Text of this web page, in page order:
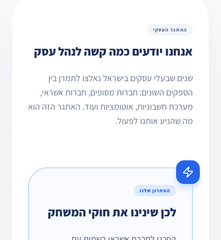
האתגר העסקי
אנחנו יודעים כמה קשה לנהל עסק
שנים שבעלי עסקים בישראל נאלצו לתמרן בין
הספקים השונים: חברות מסופים, חברות אשראי,
מערכת חשבוניות, אוטומציות ועוד. האתגר הזה הוא
מה שהניע אותנו לפעול.
הפתרון שלנו
לכן שינינו את חוקי המשחק